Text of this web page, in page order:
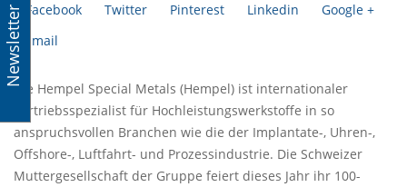
Facebook Twitter Pinterest Linkedin
Google +
Email
Die Hempel Special Metals (Hempel) ist internationaler
Vertriebsspezialist für Hochleistungswerkstoffe in so
anspruchsvollen Branchen wie die der Implantate-, Uhren-,
Offshore-, Luftfahrt- und Prozessindustrie. Die Schweizer
Muttergesellschaft der Gruppe feiert dieses Jahr ihr 100-
Newsletter